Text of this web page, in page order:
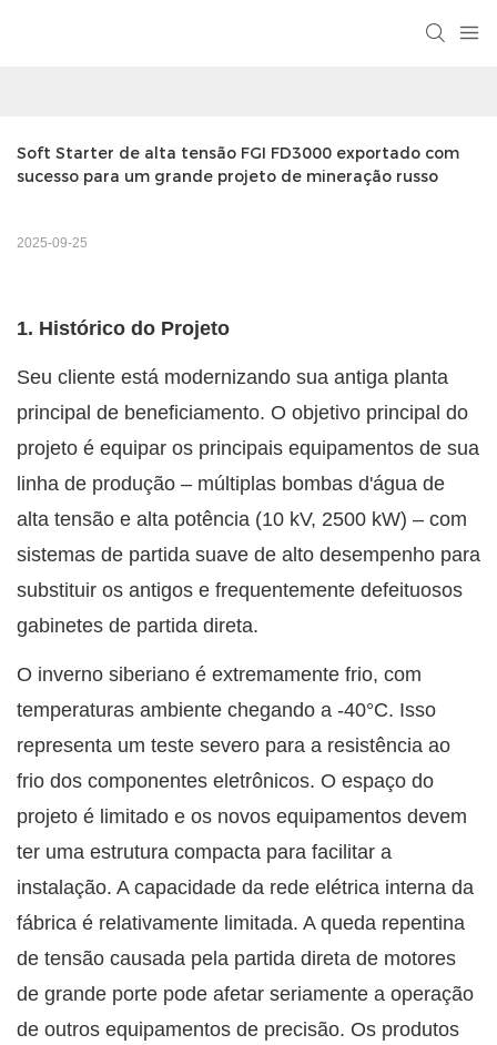
Soft Starter de alta tensão FGI FD3000 exportado com
sucesso para um grande projeto de mineração russo
2025-09-25
1. Histórico do Projeto
Seu cliente está modernizando sua antiga planta
principal de beneficiamento. O objetivo principal do
projeto é equipar os principais equipamentos de sua
linha de produção – múltiplas bombas d'água de
alta tensão e alta potência (10 kV, 2500 kW) – com
sistemas de partida suave de alto desempenho para
substituir os antigos e frequentemente defeituosos
gabinetes de partida direta.
O inverno siberiano é extremamente frio, com
temperaturas ambiente chegando a -40°C. Isso
representa um teste severo para a resistência ao
frio dos componentes eletrônicos. O espaço do
projeto é limitado e os novos equipamentos devem
ter uma estrutura compacta para facilitar a
instalação. A capacidade da rede elétrica interna da
fábrica é relativamente limitada. A queda repentina
de tensão causada pela partida direta de motores
de grande porte pode afetar seriamente a operação
de outros equipamentos de precisão. Os produtos